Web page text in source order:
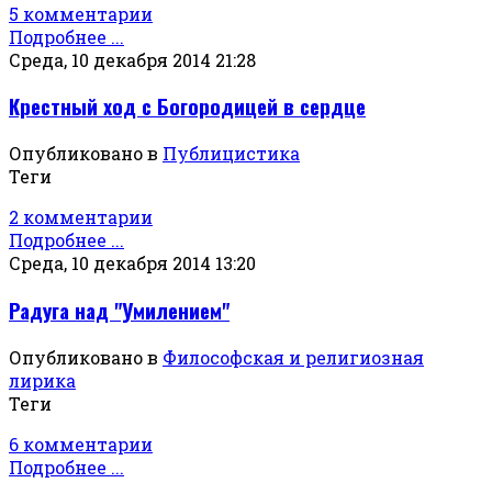
5 комментарии
Подробнее ...
Среда, 10 декабря 2014 21:28
Крестный ход с Богородицей в сердце
Опубликовано в Публицистика
Теги
2 комментарии
Подробнее ...
Среда, 10 декабря 2014 13:20
Радуга над "Умилением"
Опубликовано в Философская и религиозная
лирика
Теги
6 комментарии
Подробнее ...